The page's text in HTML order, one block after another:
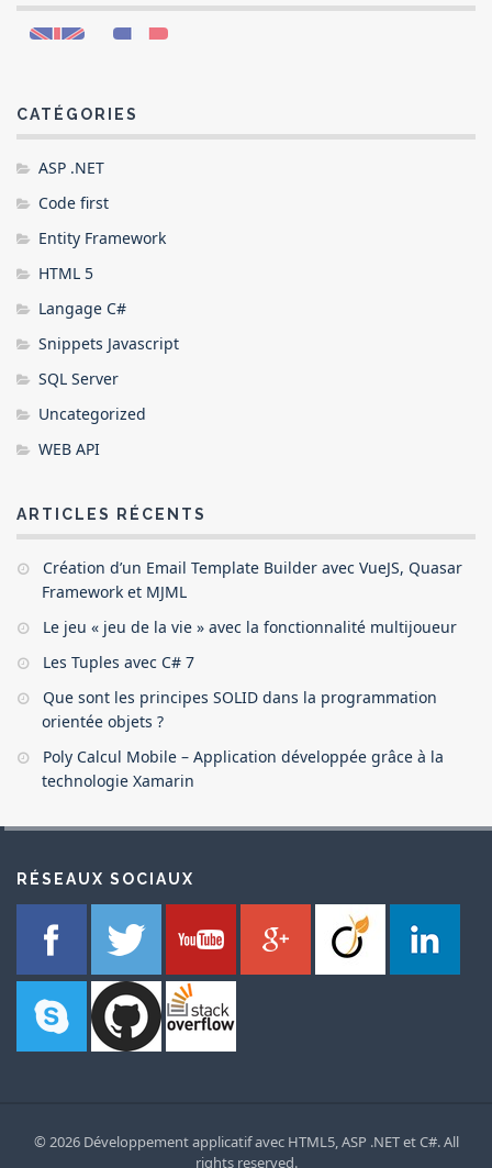
CATÉGORIES
ASP .NET
Code first
Entity Framework
HTML 5
Langage C#
Snippets Javascript
SQL Server
Uncategorized
WEB API
ARTICLES RÉCENTS
Création d’un Email Template Builder avec VueJS, Quasar
Framework et MJML
Le jeu « jeu de la vie » avec la fonctionnalité multijoueur
Les Tuples avec C# 7
Que sont les principes SOLID dans la programmation
orientée objets ?
Poly Calcul Mobile – Application développée grâce à la
technologie Xamarin
RÉSEAUX SOCIAUX
© 2026 Développement applicatif avec HTML5, ASP .NET et C#. All
rights reserved.